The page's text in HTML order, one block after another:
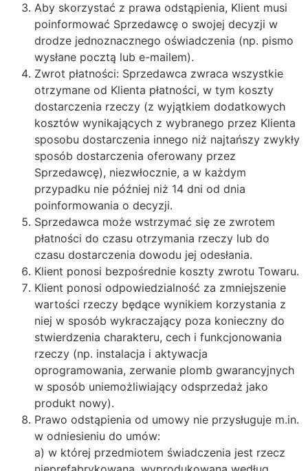
Aby skorzystać z prawa odstąpienia, Klient musi
poinformować Sprzedawcę o swojej decyzji w
drodze jednoznacznego oświadczenia (np. pismo
wysłane pocztą lub e-mailem).
Zwrot płatności: Sprzedawca zwraca wszystkie
otrzymane od Klienta płatności, w tym koszty
dostarczenia rzeczy (z wyjątkiem dodatkowych
kosztów wynikających z wybranego przez Klienta
sposobu dostarczenia innego niż najtańszy zwykły
sposób dostarczenia oferowany przez
Sprzedawcę), niezwłocznie, a w każdym
przypadku nie później niż 14 dni od dnia
poinformowania o decyzji.
Sprzedawca może wstrzymać się ze zwrotem
płatności do czasu otrzymania rzeczy lub do
czasu dostarczenia dowodu jej odesłania.
Klient ponosi bezpośrednie koszty zwrotu Towaru.
Klient ponosi odpowiedzialność za zmniejszenie
wartości rzeczy będące wynikiem korzystania z
niej w sposób wykraczający poza konieczny do
stwierdzenia charakteru, cech i funkcjonowania
rzeczy (np. instalacja i aktywacja
oprogramowania, zerwanie plomb gwarancyjnych
w sposób uniemożliwiający odsprzedaż jako
produkt nowy).
Prawo odstąpienia od umowy nie przysługuje m.in.
w odniesieniu do umów:
a) w której przedmiotem świadczenia jest rzecz